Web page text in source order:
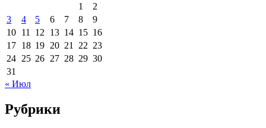
1
2
3
4 5 6 7 8
9
10 11 12 13 14 15 16
17 18 19 20 21 22 23
24 25 26 27 28 29 30
31
« Июл
Рубрики